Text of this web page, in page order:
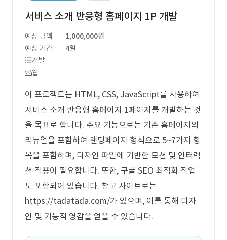
서비스 소개 반응형 홈페이지 1P 개발
예상 금액
1,000,000원
예상 기간
4일
개발
웹
이 프로젝트는 HTML, CSS, JavaScript를 사용하여
서비스 소개 반응형 홈페이지 1페이지를 개발하는 것
을 목표로 합니다. 주요 기능으로는 기존 홈페이지의
리뉴얼을 포함하여 랜딩페이지 형식으로 5~7가지 항
목을 포함하며, 디자인 파일에 기반한 모션 및 인터렉
션 적용이 필요합니다. 또한, 구글 SEO 최적화 작업
도 포함되어 있습니다. 참고 사이트로는
https://tadatada.com/가 있으며, 이를 통해 디자
인 및 기능적 영감을 얻을 수 있습니다.